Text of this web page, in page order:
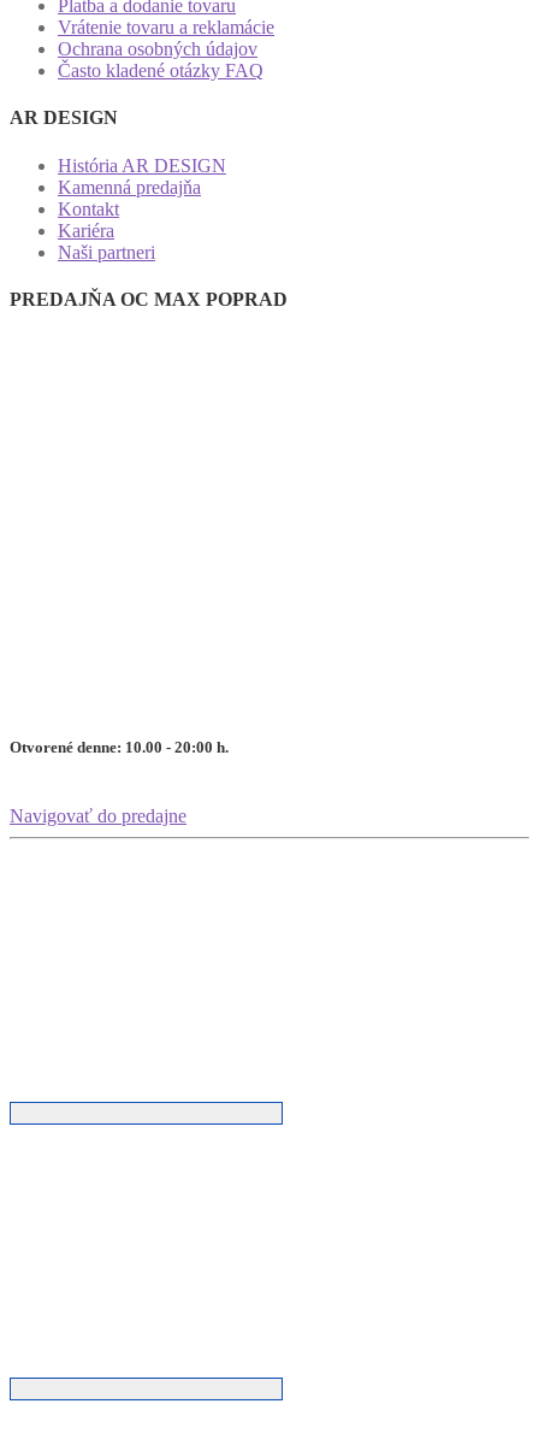
Platba a dodanie tovaru
Vrátenie tovaru a reklamácie
Ochrana osobných údajov
Často kladené otázky FAQ
AR DESIGN
História AR DESIGN
Kamenná predajňa
Kontakt
Kariéra
Naši partneri
PREDAJŇA OC MAX POPRAD
Otvorené denne: 10.00 - 20:00 h.
Navigovať do predajne